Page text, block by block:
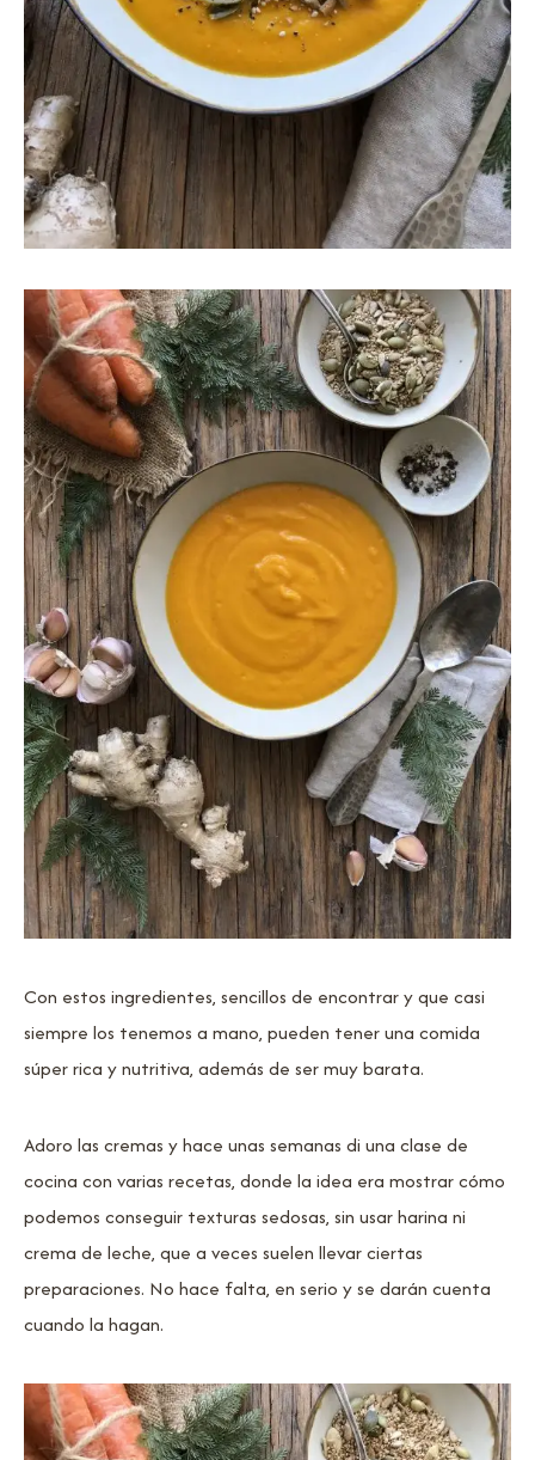
Con estos ingredientes, sencillos de encontrar y que casi
siempre los tenemos a mano, pueden tener una comida
súper rica y nutritiva, además de ser muy barata.
Adoro las cremas y hace unas semanas di una clase de
cocina con varias recetas, donde la idea era mostrar cómo
podemos conseguir texturas sedosas, sin usar harina ni
crema de leche, que a veces suelen llevar ciertas
preparaciones. No hace falta, en serio y se darán cuenta
cuando la hagan.